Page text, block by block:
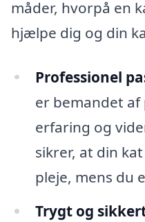
måder, hvorpå en
hjælpe dig og din
Professionel
er bemandet
erfaring og
sikrer, at din
pleje, mens du
Trygt og